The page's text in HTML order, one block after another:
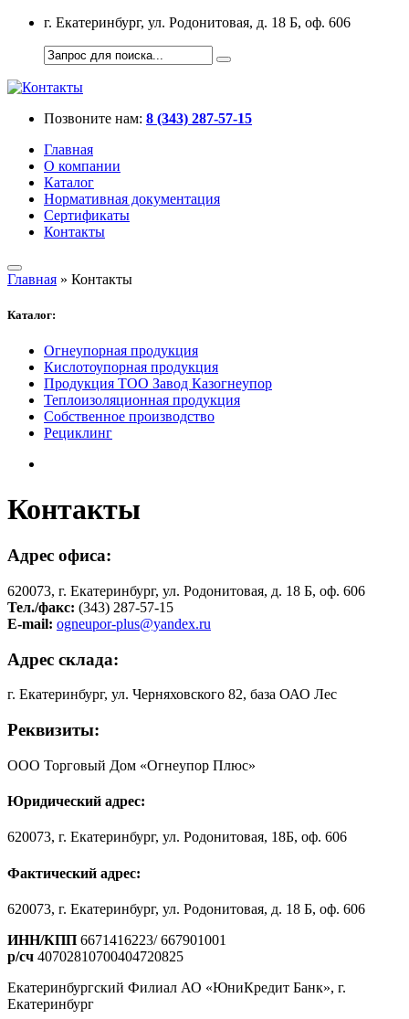
г. Екатеринбург, ул. Родонитовая, д. 18 Б, оф. 606
Позвоните нам: 8 (343) 287-57-15
Главная
О компании
Каталог
Нормативная документация
Сертификаты
Контакты
Главная » Контакты
Каталог:
Огнеупорная продукция
Кислотоупорная продукция
Продукция ТОО Завод Казогнеупор
Теплоизоляционная продукция
Собственное производство
Рециклинг
Контакты
Адрес офиса:
620073, г. Екатеринбург, ул. Родонитовая, д. 18 Б, оф. 606
Тел./факс: (343) 287-57-15
E-mail: ogneupor-plus@yandex.ru
Адрес склада:
г. Екатеринбург, ул. Черняховского 82, база ОАО Лес
Реквизиты:
ООО Торговый Дом «Огнеупор Плюс»
Юридический адрес:
620073, г. Екатеринбург, ул. Родонитовая, 18Б, оф. 606
Фактический адрес:
620073, г. Екатеринбург, ул. Родонитовая, д. 18 Б, оф. 606
ИНН/КПП 6671416223/ 667901001
р/сч 40702810700404720825
Екатеринбургский Филиал АО «ЮниКредит Банк», г.
Екатеринбург